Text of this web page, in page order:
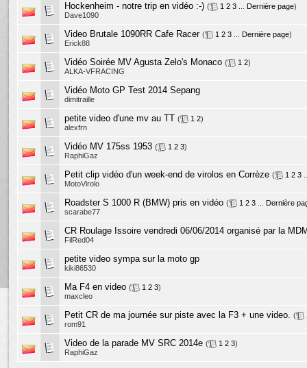
Hockenheim - notre trip en vidéo :-) ( 1 2 3 Dernière page)
Dave1090
Video Brutale 1090RR Cafe Racer ( 1 2 3 Dernière page)
Erick88
Vidéo Soirée MV Agusta Zelo's Monaco ( 1 2)
ALKA-VFRACING
Vidéo Moto GP Test 2014 Sepang
dimitraille
petite video d'une mv au TT ( 1 2)
alexfrn
Vidéo MV 175ss 1953 ( 1 2 3)
RaphiGaz
Petit clip vidéo d'un week-end de virolos en Corrèze ( 1 2 3
MotoVirolo
Roadster S 1000 R (BMW) pris en vidéo ( 1 2 3
Dernière
scarabe77
CR Roulage Issoire vendredi 06/06/2014 organisé par la
FilRed04
petite video sympa sur la moto gp
kiki86530
Ma F4 en video ( 1 2 3)
maxcleo
Petit CR de ma journée sur piste avec la F3 + une video. (
rom91
Video de la parade MV SRC 2014e ( 1 2 3)
RaphiGaz